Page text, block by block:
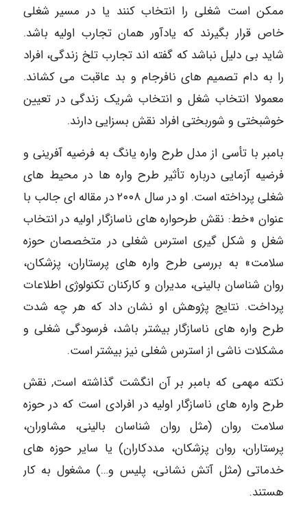
ممکن است شغلی را انتخاب کنند یا در مسیر شغلی
خاص قرار بگیرند که یادآور همان تجارب اولیه باشد.
شاید بی دلیل نباشد که گفته اند تجارب تلخ زندگی، افراد
را به دام تصمیم های نافرجام و بد عاقبت می کشاند.
معمولا انتخاب شغل و انتخاب شریک زندگی در تعیین
خوشبختی و شوربختی افراد نقش بسزایی دارند.
بامبر با تأسی از مدل طرح واره یانگ به فرضیه آفرینی و
فرضیه آزمایی درباره تأثیر طرح واره ها در محیط های
شغلی پرداخته است. او در سال ۲۰۰۸ در مقاله ای جالب با
عنوان «خط: نقش طرحواره های ناسازگار اولیه در انتخاب
شغل و شکل گیری استرس شغلی در متخصصان حوزه
سلامت» به بررسی طرح واره های پرستاران، پزشکان،
روان شناسان بالینی، مدیران و کارکنان تکنولوژی اطلاعات
پرداخت. نتایج پژوهش او نشان داد که هر چه شدت
طرح واره های ناسازگار بیشتر باشد، فرسودگی شغلی و
مشکلات ناشی از استرس شغلی نیز بیشتر است.
نکته مهمی که بامبر بر آن انگشت گذاشته است, نقش
طرح واره های ناسازگار اولیه در افرادی است که در حوزه
سلامت روان (مثل روان شناسان بالینی، مشاوران،
پرستاران، روان پزشکان، مددکاران) یا سایر حوزه های
خدماتی (مثل آتش نشانی، پلیس و…) مشغول به کار
هستند.